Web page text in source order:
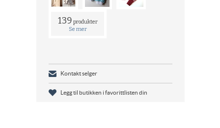
139 produkter
Se mer
Kontakt selger
Legg til butikken i favorittlisten din